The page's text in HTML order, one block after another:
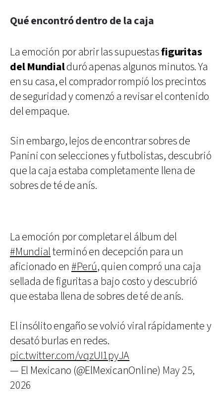
Qué encontró dentro de la caja
La emoción por abrir las supuestasfiguritas
del Mundialduró apenas algunos minutos. Ya
en su casa, el comprador rompió los precintos
de seguridad y comenzó a revisar el contenido
del empaque.
Sin embargo, lejos de encontrar sobres de
Panini con selecciones y futbolistas, descubrió
que la caja estaba completamente llena de
sobres de té de anís.
La emoción por completar el álbum del
#Mundialterminó en decepción para un
aficionado en #Perú, quien compró una caja
sellada de figuritas a bajo costo y descubrió
que estaba llena de sobres de té de anís.
El insólito engaño se volvió viral rápidamente y
desató burlas en redes.
pic.twitter.com/vqzUI1pyJA
— El Mexicano (@ElMexicanOnline) May 25,
2026